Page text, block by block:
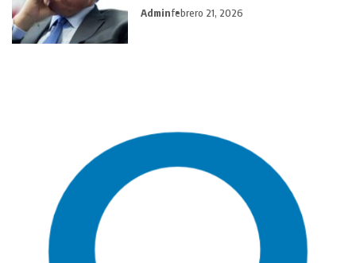
Adminfebrero 21, 2026